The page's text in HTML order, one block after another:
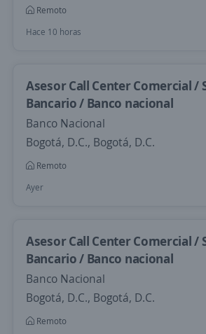
Remoto
Hace 10 horas
Asesor Call Center Comercial /
Bancario / Banco nacional
Banco Nacional
Bogotá, D.C., Bogotá, D.C.
Remoto
Ayer
Asesor Call Center Comercial /
Bancario / Banco nacional
Banco Nacional
Bogotá, D.C., Bogotá, D.C.
Remoto